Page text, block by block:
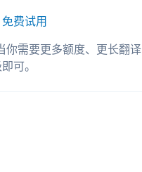
免费试用
你需要更多额度、更长翻译
可。